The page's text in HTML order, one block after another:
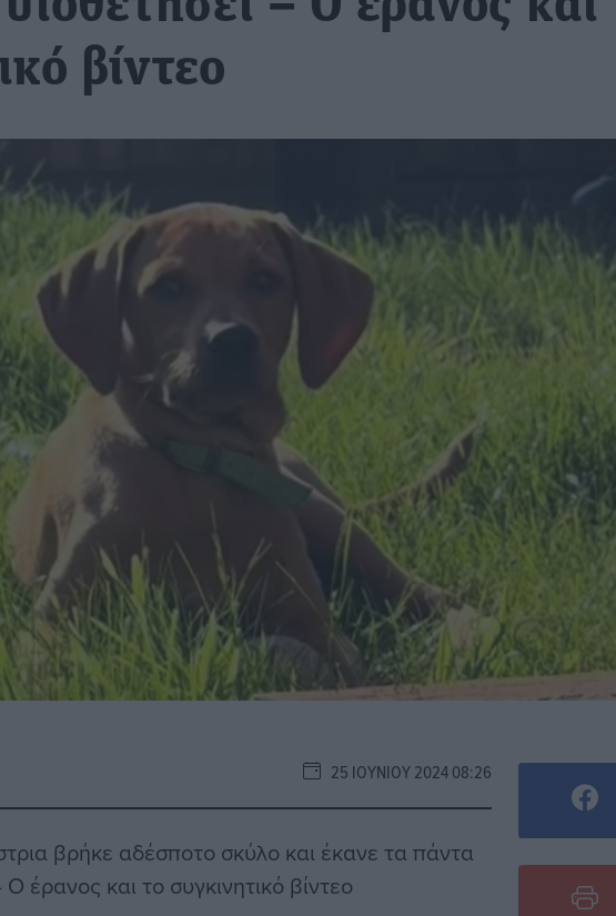
βίντεο
25 ΙΟΥΝΊΟΥ 2024 08:26
βρήκε αδέσποτο σκύλο και έκανε τα πάντα
έρανος και το συγκινητικό βίντεο